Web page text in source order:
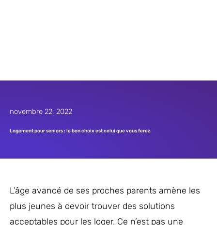
novembre 22, 2022
Logement pour seniors : le bon choix est celui que vous ferez.
L’âge avancé de ses proches parents amène les
plus jeunes à devoir trouver des solutions
acceptables pour les loger. Ce n’est pas une